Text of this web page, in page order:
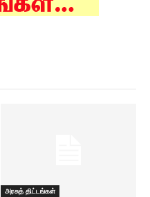
அரசுத் திட்டங்கள்